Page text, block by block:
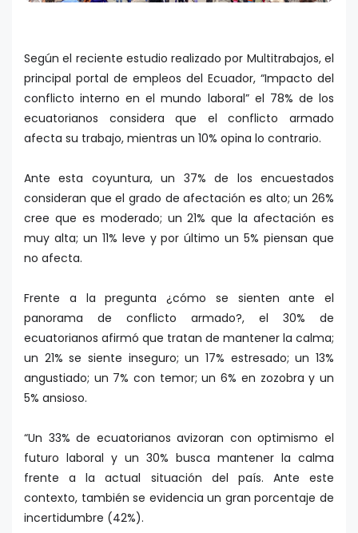
Según el reciente estudio realizado por Multitrabajos, el
principal portal de empleos del Ecuador, “Impacto del
conflicto interno en el mundo laboral” el 78% de los
ecuatorianos considera que el conflicto armado
afecta su trabajo, mientras un 10% opina lo contrario.
Ante esta coyuntura, un 37% de los encuestados
consideran que el grado de afectación es alto; un 26%
cree que es moderado; un 21% que la afectación es
muy alta; un 11% leve y por último un 5% piensan que
no afecta.
Frente a la pregunta ¿cómo se sienten ante el
panorama de conflicto armado?, el 30% de
ecuatorianos afirmó que tratan de mantener la calma;
un 21% se siente inseguro; un 17% estresado; un 13%
angustiado; un 7% con temor; un 6% en zozobra y un
5% ansioso.
“Un 33% de ecuatorianos avizoran con optimismo el
futuro laboral y un 30% busca mantener la calma
frente a la actual situación del país. Ante este
contexto, también se evidencia un gran porcentaje de
incertidumbre (42%).